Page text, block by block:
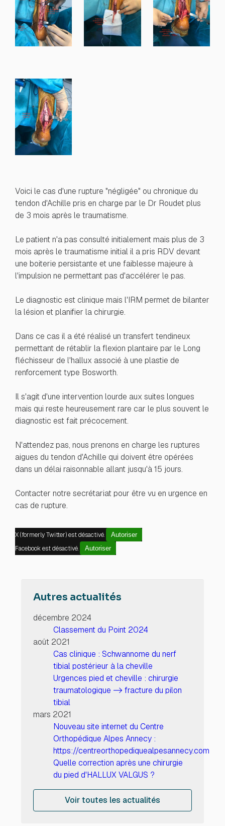
Voici le cas d'une rupture "négligée" ou chronique du
tendon d'Achille pris en charge par le Dr Roudet plus
de 3 mois après le traumatisme.
Le patient n'a pas consulté initialement mais plus de 3
mois après le traumatisme initial il a pris RDV devant
une boiterie persistante et une faiblesse majeure à
l'impulsion ne permettant pas d'accélérer le pas.
Le diagnostic est clinique mais l'IRM permet de bilanter
la lésion et planifier la chirurgie.
Dans ce cas il a été réalisé un transfert tendineux
permettant de rétablir la flexion plantaire par le Long
fléchisseur de l'hallux associé à une plastie de
renforcement type Bosworth.
Il s'agit d'une intervention lourde aux suites longues
mais qui reste heureusement rare car le plus souvent le
diagnostic est fait précocement.
N'attendez pas, nous prenons en charge les ruptures
aigues du tendon d'Achille qui doivent être opérées
dans un délai raisonnable allant jusqu'à 15 jours.
Contacter notre secrétariat pour être vu en urgence en
cas de rupture.
X (formerly Twitter) est désactivé. Autoriser
Facebook est désactivé. Autoriser
Autres actualités
décembre 2024
Classement du Point 2024
août 2021
Cas clinique : Schwannome du nerf
tibial postérieur à la cheville
Urgences pied et cheville : chirurgie
traumatologique -> fracture du pilon
tibial
mars 2021
Nouveau site internet du Centre
Orthopédique Alpes Annecy :
https://centreorthopediquealpesannecy.com
Quelle correction après une chirurgie
du pied d'HALLUX VALGUS ?
Voir toutes les actualités